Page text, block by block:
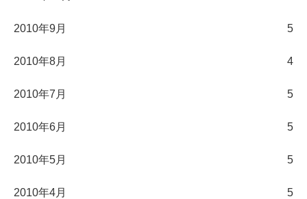
2010年9月 5
2010年8月 4
2010年7月 5
2010年6月 5
2010年5月 5
2010年4月 5